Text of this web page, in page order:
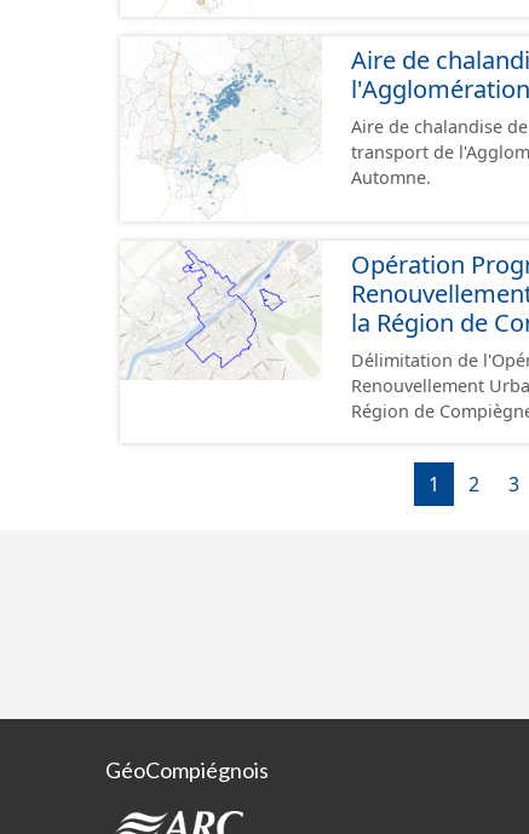
Aire de
Aire de chalandise
transport de
Automne.
Opération
la Région de
Délimitation de
Renouvellement
Région de
jusqu'en juillet 2026
1 2 3
GéoCompiégnois